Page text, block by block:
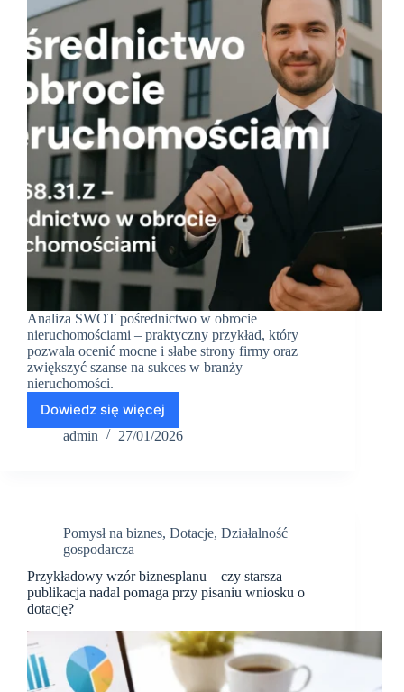
Analiza SWOT pośrednictwo w obrocie
nieruchomościami – praktyczny przykład, który
pozwala ocenić mocne i słabe strony firmy oraz
zwiększyć szanse na sukces w branży
nieruchomości.
Dowiedz się więcej
Przykładowa
analiza
PKD
68
admin 27/01/2026
Pomysł na biznes, Dotacje, Działalność
gospodarcza
Przykładowy wzór biznesplanu – czy starsza
publikacja nadal pomaga przy pisaniu wniosku o
dotację?